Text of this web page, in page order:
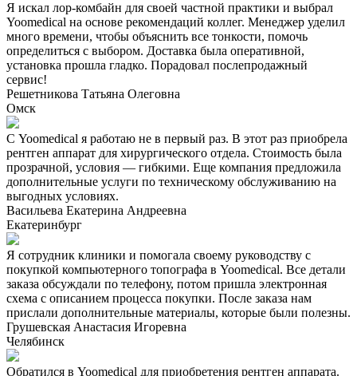
Я искал лор-комбайн для своей частной практики и выбрал
Yoomedical на основе рекомендаций коллег. Менеджер уделил
много времени, чтобы объяснить все тонкости, помочь
определиться с выбором. Доставка была оперативной,
установка прошла гладко. Порадовал послепродажный
сервис!
Решетникова Татьяна Олеговна
Омск
С Yoomedical я работаю не в первый раз. В этот раз приобрела
рентген аппарат для хирургического отдела. Стоимость была
прозрачной, условия — гибкими. Еще компания предложила
дополнительные услуги по техническому обслуживанию на
выгодных условиях.
Васильева Екатерина Андреевна
Екатеринбург
Я сотрудник клиники и помогала своему руководству с
покупкой компьютерного топографа в Yoomedical. Все детали
заказа обсуждали по телефону, потом пришла электронная
схема с описанием процесса покупки. После заказа нам
прислали дополнительные материалы, которые были полезны.
Грушевская Анастасия Игоревна
Челябинск
Обратился в Yoomedical для приобретения рентген аппарата.